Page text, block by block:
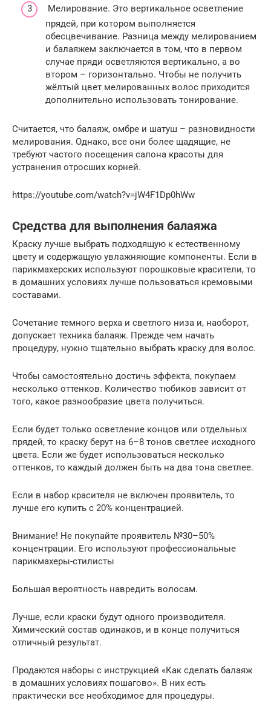
Мелирование. Это вертикальное осветление
прядей, при котором выполняется
обесцвечивание. Разница между мелированием
и балаяжем заключается в том, что в первом
случае пряди осветляются вертикально, а во
втором – горизонтально. Чтобы не получить
жёлтый цвет мелированных волос приходится
дополнительно использовать тонирование.
Считается, что балаяж, омбре и шатуш – разновидности
мелирования. Однако, все они более щадящие, не
требуют частого посещения салона красоты для
устранения отросших корней.
https://youtube.com/watch?v=jW4F1Dp0hWw
Средства для выполнения балаяжа
Краску лучше выбрать подходящую к естественному
цвету и содержащую увлажняющие компоненты. Если в
парикмахерских используют порошковые красители, то
в домашних условиях лучше пользоваться кремовыми
составами.
Сочетание темного верха и светлого низа и, наоборот,
допускает техника балаяж. Прежде чем начать
процедуру, нужно тщательно выбрать краску для волос.
Чтобы самостоятельно достичь эффекта, покупаем
несколько оттенков. Количество тюбиков зависит от
того, какое разнообразие цвета получиться.
Если будет только осветление концов или отдельных
прядей, то краску берут на 6–8 тонов светлее исходного
цвета. Если же будет использоваться несколько
оттенков, то каждый должен быть на два тона светлее.
Если в набор красителя не включен проявитель, то
лучше его купить с 20% концентрацией.
Внимание! Не покупайте проявитель №30–50%
концентрации. Его используют профессиональные
парикмахеры-стилисты
Большая вероятность навредить волосам.
Лучше, если краски будут одного производителя.
Химический состав одинаков, и в конце получиться
отличный результат.
Продаются наборы с инструкцией «Как сделать балаяж
в домашних условиях пошагово». В них есть
практически все необходимое для процедуры.